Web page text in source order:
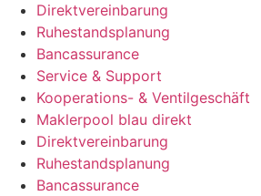
Direktvereinbarung
Ruhestandsplanung
Bancassurance
Service & Support
Kooperations- & Ventilgeschäft
Maklerpool blau direkt
Direktvereinbarung
Ruhestandsplanung
Bancassurance